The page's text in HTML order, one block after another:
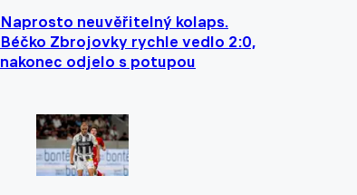
Naprosto neuvěřitelný kolaps.
Béčko Zbrojovky rychle vedlo 2:0,
nakonec odjelo s potupou